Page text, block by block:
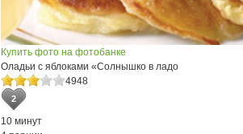
Купить фото на фотобанке
Оладьи с яблоками «Солнышко в ладо
4948
2
10 минут